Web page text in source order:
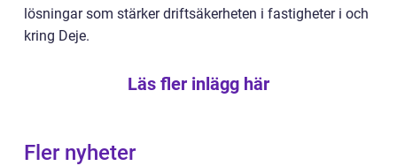
lösningar som stärker driftsäkerheten i fastigheter i och
kring Deje.
Läs fler inlägg här
Fler nyheter